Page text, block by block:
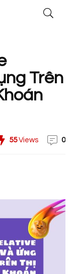
Trên
55Views 0